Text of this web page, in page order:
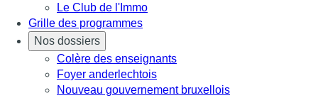
Le Club de l'Immo
Grille des programmes
Nos dossiers
Colère des enseignants
Foyer anderlechtois
Nouveau gouvernement bruxellois